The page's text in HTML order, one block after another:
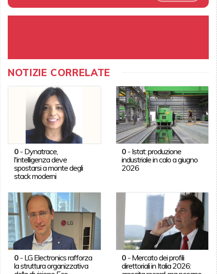
NOTIZIE CORRELATE
0- Dynatrace,
l'intelligenza deve
spostarsi a monte degli
stack moderni
0 - Istat: produzione
industriale in calo a giugno
2026
0- LG Electronics rafforza
la struttura organizzativa
0 - Mercato dei profili
direttoriali in Italia 2026: